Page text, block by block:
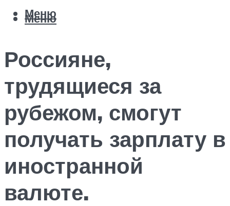
Меню
Меню
Россияне,
трудящиеся за
рубежом, смогут
получать зарплату в
иностранной
валюте.